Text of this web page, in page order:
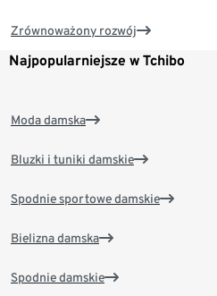
Zrównoważony rozwój
Najpopularniejsze w Tchibo
Moda damska
Bluzki i tuniki damskie
Spodnie sportowe damskie
Bielizna damska
Spodnie damskie